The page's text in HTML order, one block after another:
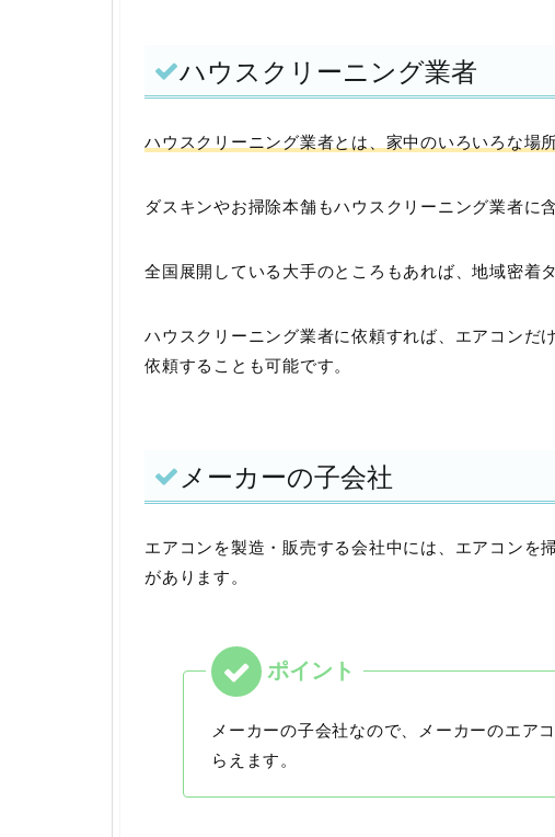
ハウスクリーニング業者
ハウスクリーニング業者とは、家中のいろいろな場
ダスキンやお掃除本舗もハウスクリーニング業者に
全国展開している大手のところもあれば、地域密着
ハウスクリーニング業者に依頼すれば、エアコンだ
依頼することも可能です。
メーカーの子会社
エアコンを製造・販売する会社中には、エアコンを
があります。
メーカーの子会社なので、メーカーのエア
らえます。